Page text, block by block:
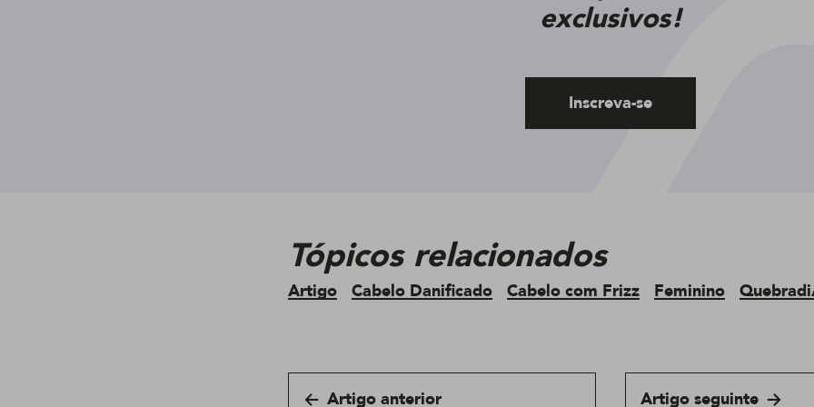
exclusivos!
Inscreva-se
Tópicos relacionados
Artigo Cabelo Danificado Cabelo com Frizz Feminino
Artigo anterior Artigo seguinte